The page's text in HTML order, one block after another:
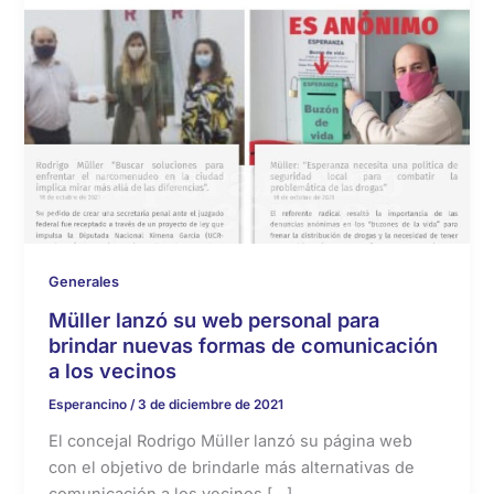
Generales
Müller lanzó su web personal para
brindar nuevas formas de comunicación
a los vecinos
Esperancino /3 de diciembre de 2021
El concejal Rodrigo Müller lanzó su página web
con el objetivo de brindarle más alternativas de